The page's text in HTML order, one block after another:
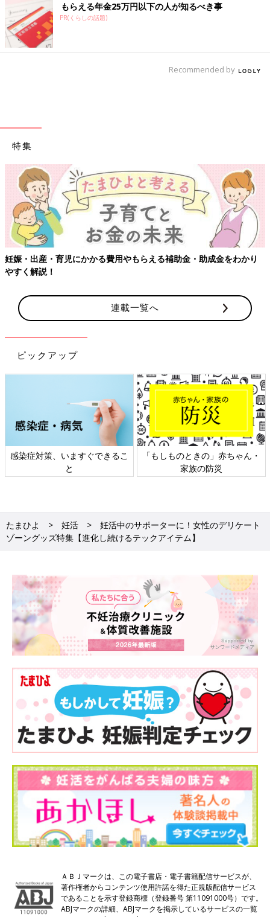
もらえる年金25万円以下の人が知るべき事
PR(くらしの話題)
Recommended by
特集
費用やもらえる補助金・助成金をわかり 【ワクチン接種できる
連載一覧へ
ピックアップ
ぐできるこ
「もしものときの」赤ちゃん・
日本外来小児科学
たまひよ 妊活
妊活中のサポーターに！女性のデリケート
ゾーングッズ特集【進化し続けるテックアイテム】
ＡＢＪマークは、この電子書店・電子書籍配信サービスが、
著作権者からコンテンツ使用許諾を得た正規版配信サービス
であることを示す登録商標（登録番号 第11091000号）です。
ABJマークの詳細、ABJマークを掲示しているサービスの一覧